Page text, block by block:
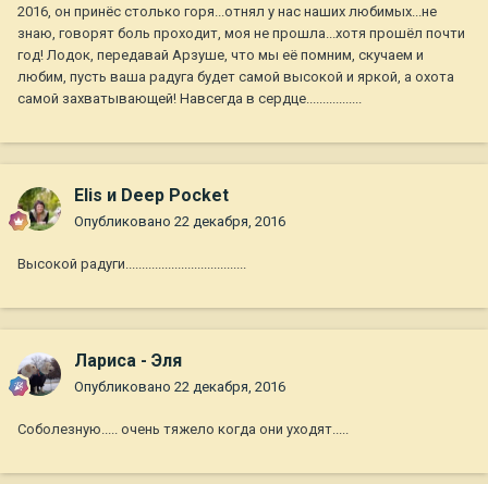
2016, он принёс столько горя...отнял у нас наших любимых...не
знаю, говорят боль проходит, моя не прошла...хотя прошёл почти
год! Лодок, передавай Арзуше, что мы её помним, скучаем и
любим, пусть ваша радуга будет самой высокой и яркой, а охота
самой захватывающей! Навсегда в сердце.................
Elis и Deep Pocket
Опубликовано 22 декабря, 2016
Высокой радуги.....................................
Лариса - Эля
Опубликовано 22 декабря, 2016
Соболезную..... очень тяжело когда они уходят.....